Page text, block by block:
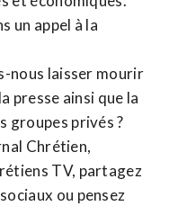
un appel à la
nous laisser mourir
presse ainsi que la
groupes privés ?
Chrétien,
TV, partagez
ou pensez